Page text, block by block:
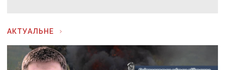
АКТУАЛЬНЕ